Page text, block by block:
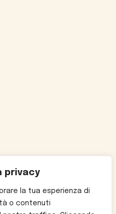
privacy
la tua esperienza di
o contenuti